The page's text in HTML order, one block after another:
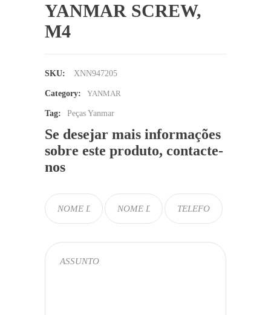
YANMAR SCREW,
M4
SKU: XNN947205
Category: YANMAR
Tag: Peças Yanmar
Se desejar mais informações
sobre este produto, contacte-
nos